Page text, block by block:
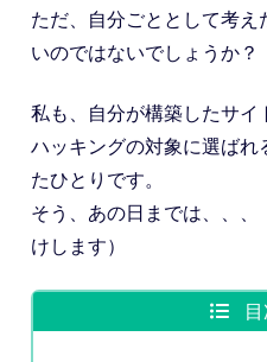
ただ、自分ごととして考
いのではないでしょうか？
私も、自分が構築したサイ
ハッキングの対象に選ばれ
たひとりです。
そう、あの日までは、、
けします）